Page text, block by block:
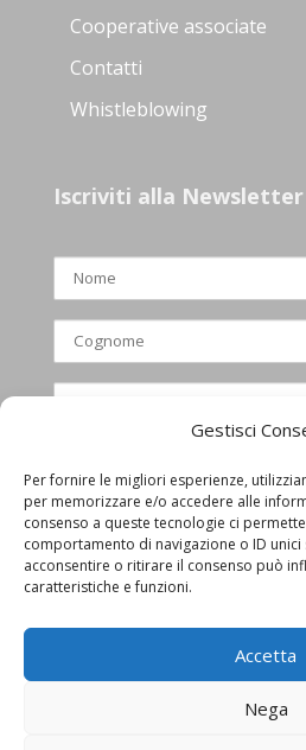
Gestisci
Per fornire le migliori esperienze,
per memorizzare e/o accedere alle
consenso a queste tecnologie ci
comportamento di navigazione o ID unici
acconsentire o ritirare il consenso può
caratteristiche e funzioni.
Accetta
Nega
Cooperative associate
Contatti
Whistleblowing
Iscriviti alla Newsletter
Ho letto e accettato
privacy